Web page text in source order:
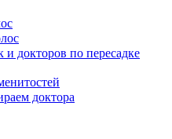
докторов по пересадке
доктора